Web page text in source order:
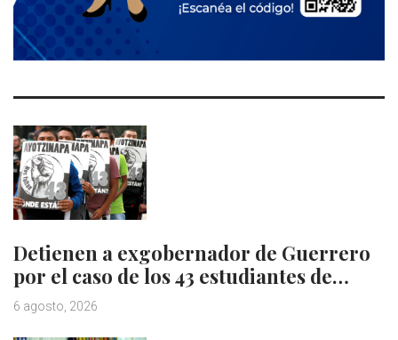
Detienen a exgobernador de Guerrero
por el caso de los 43 estudiantes de…
6 agosto, 2026